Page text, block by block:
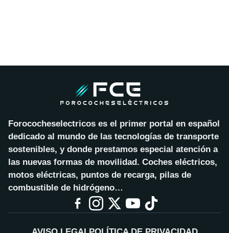
Forococheselectricos es el primer portal en español
dedicado al mundo de las tecnologías de transporte
sostenibles, y donde prestamos especial atención a
las nuevas formas de movilidad. Coches eléctricos,
motos eléctricas, puntos de recarga, pilas de
combustible de hidrógeno…